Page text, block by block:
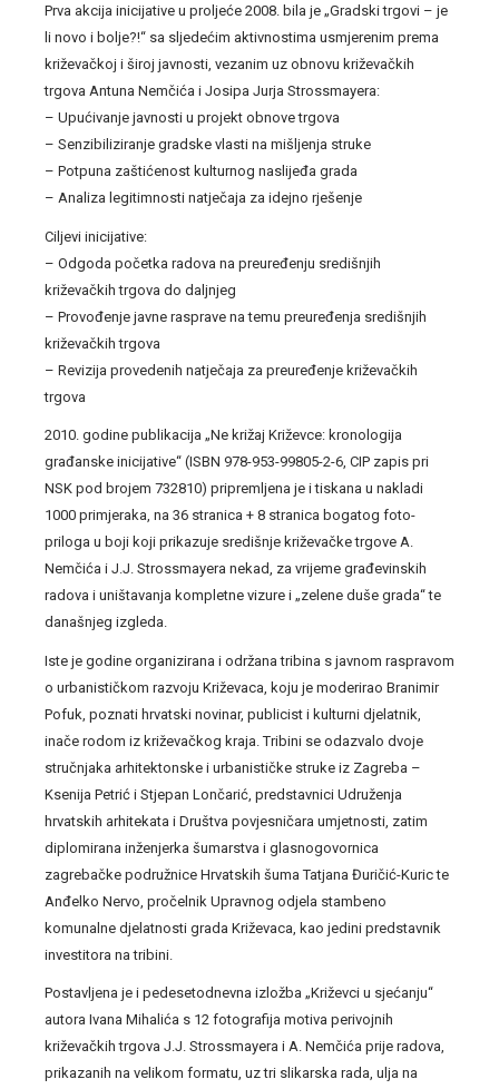
Prva akcija inicijative u proljeće 2008. bila je „Gradski trgovi – je
li novo i bolje?!“ sa sljedećim aktivnostima usmjerenim prema
križevačkoj i široj javnosti, vezanim uz obnovu križevačkih
trgova Antuna Nemčića i Josipa Jurja Strossmayera:
– Upućivanje javnosti u projekt obnove trgova
– Senzibiliziranje gradske vlasti na mišljenja struke
– Potpuna zaštićenost kulturnog naslijeđa grada
– Analiza legitimnosti natječaja za idejno rješenje
Ciljevi inicijative:
– Odgoda početka radova na preuređenju središnjih
križevačkih trgova do daljnjeg
– Provođenje javne rasprave na temu preuređenja središnjih
križevačkih trgova
– Revizija provedenih natječaja za preuređenje križevačkih
trgova
2010. godine publikacija „Ne križaj Križevce: kronologija
građanske inicijative“ (ISBN 978-953-99805-2-6, CIP zapis pri
NSK pod brojem 732810) pripremljena je i tiskana u nakladi
1000 primjeraka, na 36 stranica + 8 stranica bogatog foto-
priloga u boji koji prikazuje središnje križevačke trgove A.
Nemčića i J.J. Strossmayera nekad, za vrijeme građevinskih
radova i uništavanja kompletne vizure i „zelene duše grada“ te
današnjeg izgleda.
Iste je godine organizirana i održana tribina s javnom raspravom
o urbanističkom razvoju Križevaca, koju je moderirao Branimir
Pofuk, poznati hrvatski novinar, publicist i kulturni djelatnik,
inače rodom iz križevačkog kraja. Tribini se odazvalo dvoje
stručnjaka arhitektonske i urbanističke struke iz Zagreba –
Ksenija Petrić i Stjepan Lončarić, predstavnici Udruženja
hrvatskih arhitekata i Društva povjesničara umjetnosti, zatim
diplomirana inženjerka šumarstva i glasnogovornica
zagrebačke podružnice Hrvatskih šuma Tatjana Đuričić-Kuric te
Anđelko Nervo, pročelnik Upravnog odjela stambeno
komunalne djelatnosti grada Križevaca, kao jedini predstavnik
investitora na tribini.
Postavljena je i pedesetodnevna izložba „Križevci u sjećanju“
autora Ivana Mihalića s 12 fotografija motiva perivojnih
križevačkih trgova J.J. Strossmayera i A. Nemčića prije radova,
prikazanih na velikom formatu, uz tri slikarska rada, ulja na